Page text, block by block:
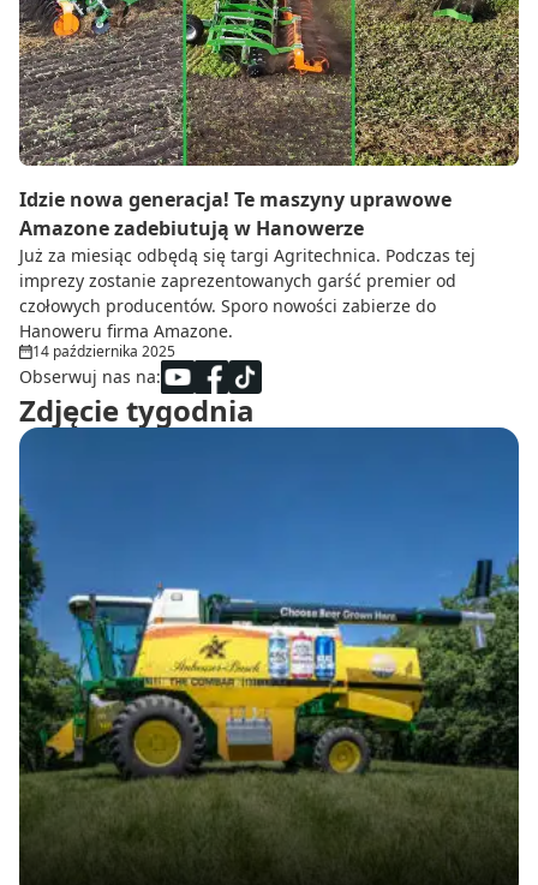
Do zbioru
Rolnictwo precyzyjne
Dealerzy
Ze świata techniki rolniczej
Idzie nowa generacja! Te maszyny uprawowe
Amazone zadebiutują w Hanowerze
Już za miesiąc odbędą się targi Agritechnica. Podczas tej
imprezy zostanie zaprezentowanych garść premier od
czołowych producentów. Sporo nowości zabierze do
Hanoweru firma Amazone.
14 października 2025
Obserwuj nas na:
Zdjęcie tygodnia